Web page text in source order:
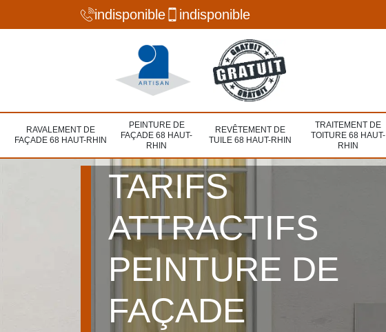
indisponible indisponible
RAVALEMENT DE
FAÇADE 68 HAUT-RHIN
PEINTURE DE
FAÇADE 68 HAUT-
RHIN
REVÊTEMENT DE
TUILE 68 HAUT-RHIN
TRAITEMENT DE
TOITURE 68 HAUT-
RHIN
TARIFS
ATTRACTIFS
PEINTURE DE
FAÇADE